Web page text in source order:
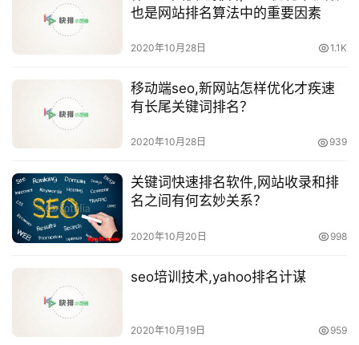
也是网站排名算法中的重要因素
2020年10月28日 1.1K
移动端seo,新网站怎样优化才疾速
有长尾关键词排名？
2020年10月28日 939
关键词快速排名软件,网站收录和排
名之间有何玄妙关系？
2020年10月20日 998
seo培训技术,yahoo排名计谋
2020年10月19日 959